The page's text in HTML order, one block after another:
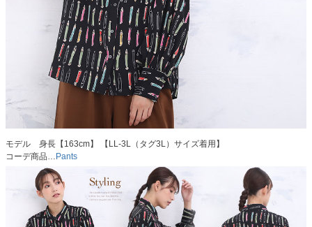
モデル 身長【163cm】 【LL-3L（タグ3L）サイズ着用】
コーデ商品… Pants